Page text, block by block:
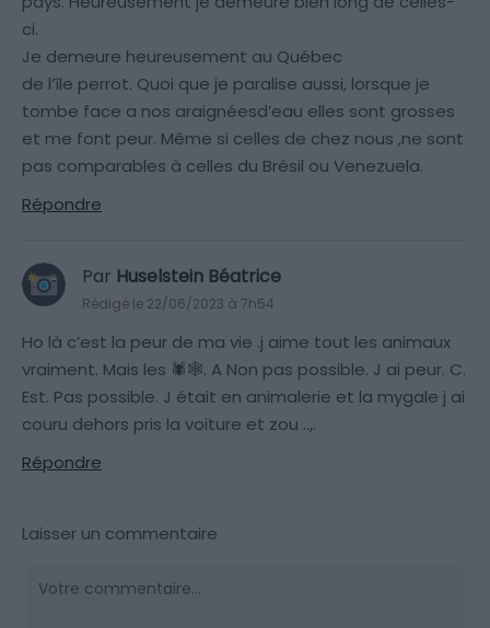
ci.
Je demeure heureusement au Québec
de l’île perrot. Quoi que je paralise aussi, lorsque je
tombe face a nos araignéesd’eau elles sont grosses
et me font peur. Même si celles de chez nous ,ne sont
pas comparables à celles du Brésil ou Venezuela.
Répondre
Par Huselstein Béatrice
Rédigé le 22/06/2023 à 7h54
Ho là c’est la peur de ma vie .j aime tout les animaux
vraiment. Mais les 🕷️🕸️. A Non pas possible. J ai peur. C.
Est. Pas possible. J était en animalerie et la mygale j ai
couru dehors pris la voiture et zou ..,.
Répondre
Laisser un commentaire